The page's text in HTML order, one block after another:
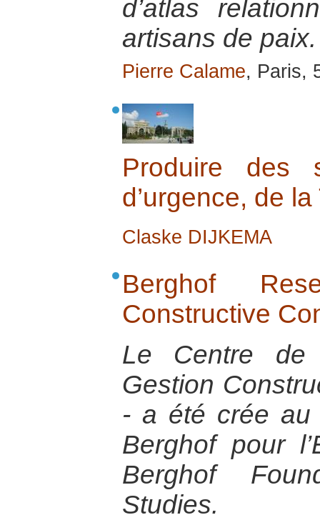
d’atlas
artisans de paix.
Pierre Calame, Paris,
Produire des
d’urgence, de
Claske DIJKEMA
Berghof
Constructive
Le Centre de
Gestion
- a été crée au
Berghof pour
Berghof
Studies.